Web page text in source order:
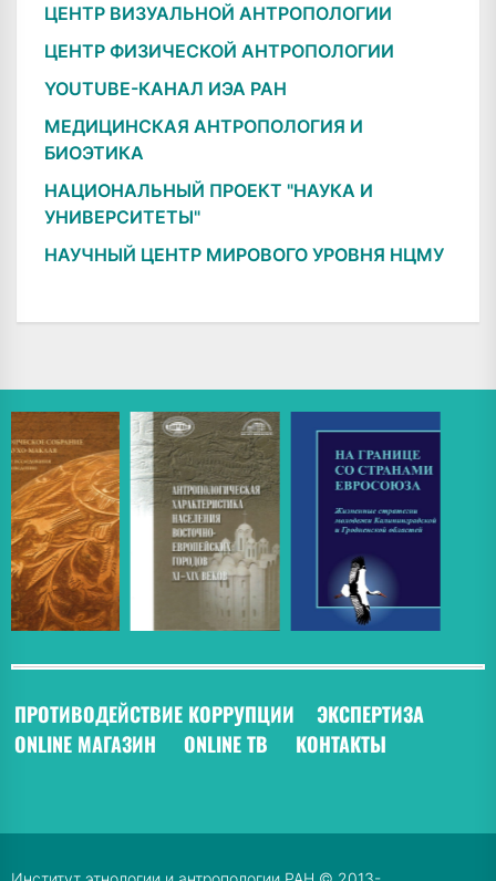
ЦЕНТР ВИЗУАЛЬНОЙ АНТРОПОЛОГИИ
ЦЕНТР ФИЗИЧЕСКОЙ АНТРОПОЛОГИИ
YOUTUBE-КАНАЛ ИЭА РАН
МЕДИЦИНСКАЯ АНТРОПОЛОГИЯ И
БИОЭТИКА
НАЦИОНАЛЬНЫЙ ПРОЕКТ "НАУКА И
УНИВЕРСИТЕТЫ"
НАУЧНЫЙ ЦЕНТР МИРОВОГО УРОВНЯ НЦМУ
ПРОТИВОДЕЙСТВИЕ КОРРУПЦИИ ЭКСПЕРТИЗА
ONLINE МАГАЗИН
ONLINE ТВ КОНТАКТЫ